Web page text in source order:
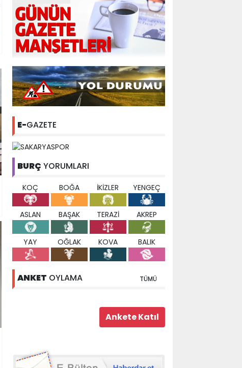
E-GAZETE
BURÇ YORUMLARI
KOÇ BOĞA İKİZLER YENGEÇ
ASLAN BAŞAK TERAZİ AKREP
YAY OĞLAK KOVA BALIK
ANKET OYLAMA TÜMÜ